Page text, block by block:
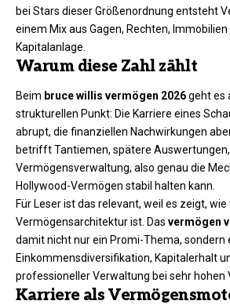
bei Stars dieser Größenordnung entsteht
einem Mix aus Gagen, Rechten,
Kapitalanlage.
Warum diese Zahl zählt
Beim bruce willis vermögen 2026geht es
strukturellen Punkt: Die Karriere eines
abrupt, die finanziellen Nachwirkungen
betrifft Tantiemen, spätere
Vermögensverwaltung, also genau die
Hollywood-Vermögen stabil halten kann.
Für Leser ist das relevant, weil es zeigt,
Vermögensarchitektur ist. Das vermögen
damit nicht nur ein Promi-Thema, sondern
Einkommensdiversifikation, Kapitalerhalt
professioneller Verwaltung bei sehr hohen
Karriere als